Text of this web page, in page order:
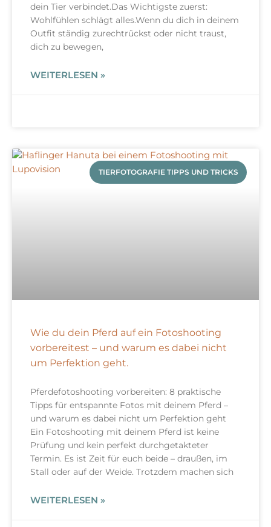
dein Tier verbindet.Das Wichtigste zuerst:
Wohlfühlen schlägt alles.Wenn du dich in deinem
Outfit ständig zurechtrückst oder nicht traust,
dich zu bewegen,
WEITERLESEN »
TIERFOTOGRAFIE TIPPS UND TRICKS
Wie du dein Pferd auf ein Fotoshooting
vorbereitest – und warum es dabei nicht
um Perfektion geht.
Pferdefotoshooting vorbereiten: 8 praktische
Tipps für entspannte Fotos mit deinem Pferd –
und warum es dabei nicht um Perfektion geht
Ein Fotoshooting mit deinem Pferd ist keine
Prüfung und kein perfekt durchgetakteter
Termin. Es ist Zeit für euch beide – draußen, im
Stall oder auf der Weide. Trotzdem machen sich
WEITERLESEN »